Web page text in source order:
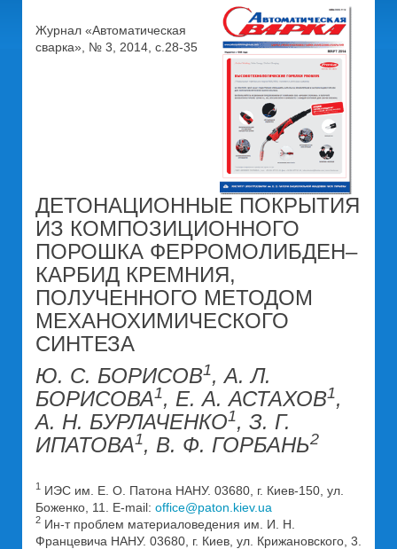
Журнал «Автоматическая
сварка», № 3, 2014, с.28-35
ДЕТОНАЦИОННЫЕ ПОКРЫТИЯ
ИЗ КОМПОЗИЦИОННОГО
ПОРОШКА ФЕРРОМОЛИБДЕН–
КАРБИД КРЕМНИЯ,
ПОЛУЧЕННОГО МЕТОДОМ
МЕХАНОХИМИЧЕСКОГО
СИНТЕЗА
Ю. С. БОРИСОВ1, А. Л.
БОРИСОВА1, Е. А. АСТАХОВ1,
А. Н. БУРЛАЧЕНКО1, З. Г.
ИПАТОВА1, В. Ф. ГОРБАНЬ2
1 ИЭС им. Е. О. Патона НАНУ. 03680, г. Киев-150, ул.
Боженко, 11. E-mail: office@paton.kiev.ua
2 Ин-т проблем материаловедения им. И. Н.
Францевича НАНУ. 03680, г. Киев, ул. Крижановского, 3.